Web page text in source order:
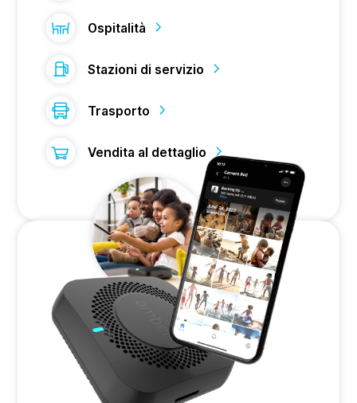
Ospitalità
Stazioni di servizio
Trasporto
Vendita al dettaglio